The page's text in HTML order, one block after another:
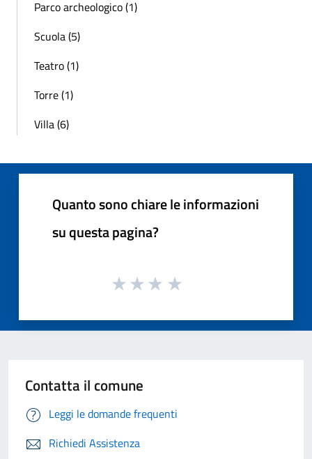
Parco archeologico (1)
Scuola (5)
Teatro (1)
Torre (1)
Villa (6)
Quanto sono chiare le informazioni
su questa pagina?
Contatta il comune
Leggi le domande frequenti
Richiedi Assistenza